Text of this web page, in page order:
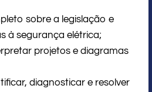
sobre a legislação e
à segurança elétrica;
projetos e diagramas
diagnosticar e resolver